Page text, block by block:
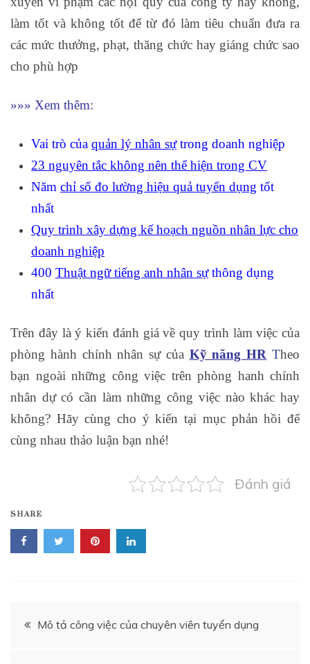
làm tốt và không tốt để từ đó làm tiêu chuẩn đưa ra
các mức thưởng, phạt, thăng chức hay giáng chức sao
cho phù hợp
»»» Xem thêm:
Vai trò của quản lý nhân sựtrong doanh nghiệp
23 nguyên tắc không nên thể hiện trong CV
Năm chỉ số đo lường hiệu quả tuyển dụng tốt
nhất
Quy trình xây dựng kế hoạch nguồn nhân lực cho
doanh nghiệp
400 Thuật ngữ tiếng anh nhân sựthông dụng
nhất
Trên đây là ý kiến đánh giá về quy trình làm việc của
phòng hành chính nhân sự của Kỹ năng HR Theo
bạn ngoài những công việc trên phòng hanh chính
nhân dự có cần làm những công việc nào khác hay
không? Hãy cùng cho ý kiến tại mục phản hồi để
cùng nhau thảo luận bạn nhé!
Đánh giá
SHARE
Điều
Mô tả công việc của chuyên viên tuyển dụng